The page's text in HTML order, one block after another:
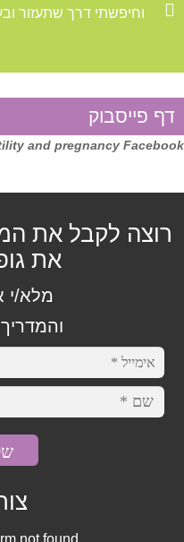
גאוט
דלקת אוזניים
פיברומיאלגיה
תסמונת העייפות
וחיפשתי דרך שתעזור
דף פייסבוק
and pregnancy Facebook
רוצה לקבל את
את
מלא/י
not found.